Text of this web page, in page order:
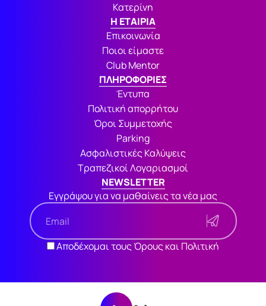
Κατερίνη
Η ΕΤΑΙΡΙΑ
Επικοινωνία
Ποιοι είμαστε
Club Mentor
ΠΛΗΡΟΦΟΡΙΕΣ
Έντυπα
Πολιτική απορρήτου
Όροι Συμμετοχής
Parking
Ασφαλιστικές Καλύψεις
Τραπεζικοί Λογαριασμοί
NEWSLETTER
Εγγράψου για να μαθαίνεις τα νέα μας
Αποδέχομαι τους Όρους και Πολιτική